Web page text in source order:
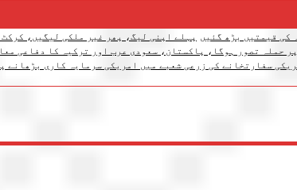
پہلے اپنی لیگ، پھر غیر ملکی لیگیں،
حملہ تصور ہوگا، پاکستان، سعودی عرب اور ترکیہ کا دفاعی
سفارتخانے کی زرعی شعبے میں امریکی سرمایہ کاری بڑھانے